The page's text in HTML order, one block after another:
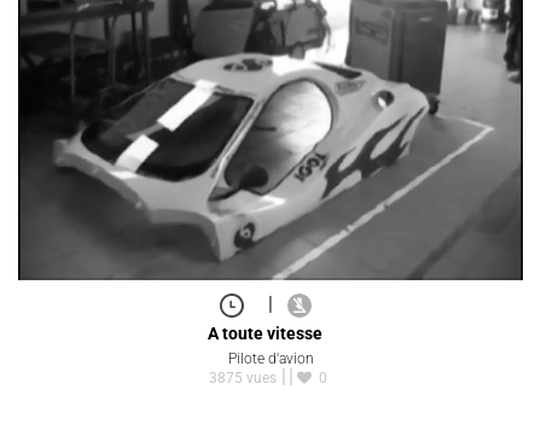
|
A toute vitesse
Pilote d'avion
3875 vues
0